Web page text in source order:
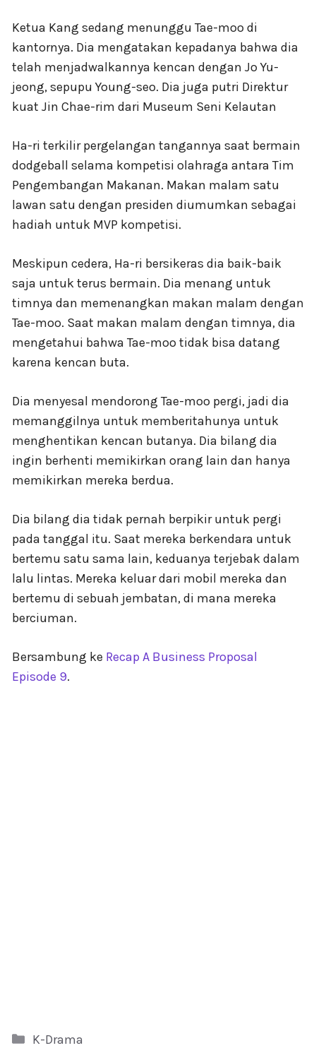
Ketua Kang sedang menunggu Tae-moo di
kantornya. Dia mengatakan kepadanya bahwa dia
telah menjadwalkannya kencan dengan Jo Yu-
jeong, sepupu Young-seo. Dia juga putri Direktur
kuat Jin Chae-rim dari Museum Seni Kelautan
Ha-ri terkilir pergelangan tangannya saat bermain
dodgeball selama kompetisi olahraga antara Tim
Pengembangan Makanan. Makan malam satu
lawan satu dengan presiden diumumkan sebagai
hadiah untuk MVP kompetisi.
Meskipun cedera, Ha-ri bersikeras dia baik-baik
saja untuk terus bermain. Dia menang untuk
timnya dan memenangkan makan malam dengan
Tae-moo. Saat makan malam dengan timnya, dia
mengetahui bahwa Tae-moo tidak bisa datang
karena kencan buta.
Dia menyesal mendorong Tae-moo pergi, jadi dia
memanggilnya untuk memberitahunya untuk
menghentikan kencan butanya. Dia bilang dia
ingin berhenti memikirkan orang lain dan hanya
memikirkan mereka berdua.
Dia bilang dia tidak pernah berpikir untuk pergi
pada tanggal itu. Saat mereka berkendara untuk
bertemu satu sama lain, keduanya terjebak dalam
lalu lintas. Mereka keluar dari mobil mereka dan
bertemu di sebuah jembatan, di mana mereka
berciuman.
Bersambung ke Recap A Business Proposal
Episode 9.
Kategori
K-Drama